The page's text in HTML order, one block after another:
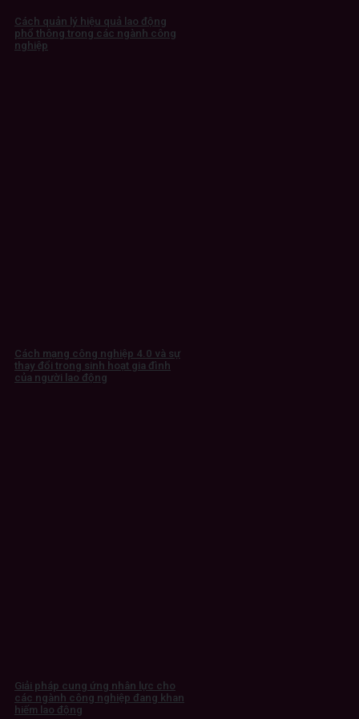
Cách quản lý hiệu quả lao động
phổ thông trong các ngành công
nghiệp
Cách mạng công nghiệp 4.0 và sự
thay đổi trong sinh hoạt gia đình
của người lao động
Giải pháp cung ứng nhân lực cho
các ngành công nghiệp đang khan
hiếm lao động